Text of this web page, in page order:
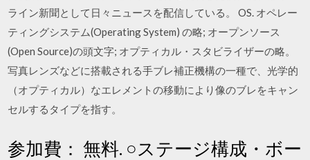
ライン新聞として日々ニュースを配信している。 OS. オペレー
ティングシステム(Operating System) の略; オープンソース
(Open Source)の頭文字; オプティカル・スタビライザーの略。
写真レンズなどに搭載される手ブレ補正機構の一種で、光学的
（オプティカル）なエレメントの移動により像のブレをキャン
セルするタイプを指す。
参加費： 無料. ○ステージ構成・ボー